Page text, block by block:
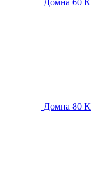
Домна 60 К
Домна 80 К